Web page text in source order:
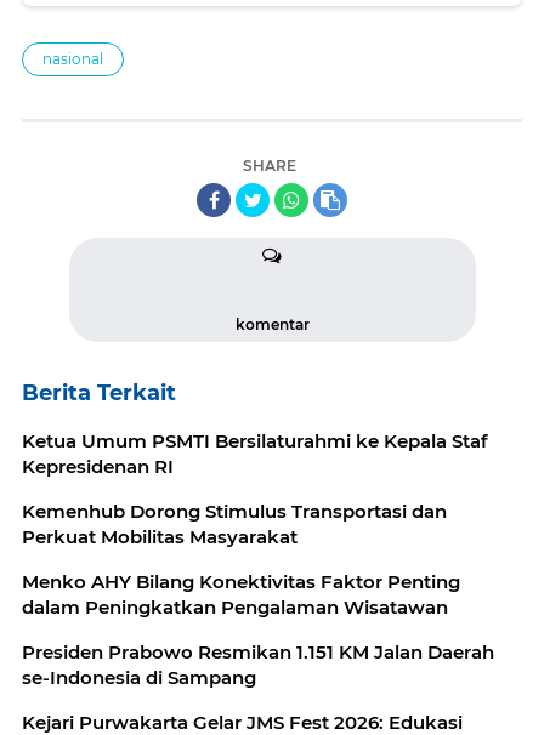
nasional
SHARE
komentar
Berita Terkait
Ketua Umum PSMTI Bersilaturahmi ke Kepala Staf
Kepresidenan RI
Kemenhub Dorong Stimulus Transportasi dan
Perkuat Mobilitas Masyarakat
Menko AHY Bilang Konektivitas Faktor Penting
dalam Peningkatkan Pengalaman Wisatawan
Presiden Prabowo Resmikan 1.151 KM Jalan Daerah
se-Indonesia di Sampang
Kejari Purwakarta Gelar JMS Fest 2026: Edukasi